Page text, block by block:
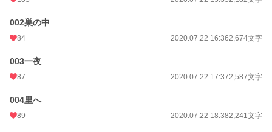
小説
恋愛
お気に入り
24h.ポイント
002巣の中
84 2020.07.22 16:362,674文字
003一夜
87 2020.07.22 17:372,587文字
004里へ
89 2020.07.22 18:382,241文字